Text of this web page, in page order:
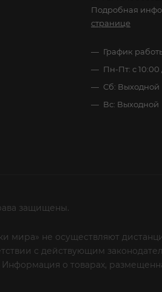
Подробная
странице
График
Пн-Пт: с 10:00
Сб: Выходной
Вс: Выходной
защищены.
мира» не осуществляют
с действующим
о товарах,